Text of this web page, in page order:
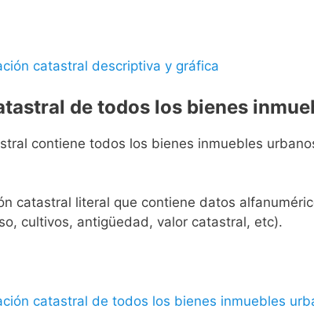
catastral descriptiva y gráfica
de todos los bienes
contiene todos los bienes inmuebles
catastral literal que contiene datos
cultivos, antigüedad, valor catastral, etc).
catastral de todos los bienes inmuebles